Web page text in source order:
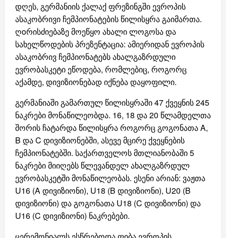
დღეს, გერმანიის ქალაქ ფრეზინგში ევროპის
ასაკობრივი ჩემპიონატების წილისყრა გაიმართა.
ღoრისძიებაზე მოეწყო ახალი ლოგოსა და
სახელწოდების პრეზენტაცია: ამიერიდან ევროპის
ასაკობრივ ჩემპიონატებს ახალგაზრდული
ევრობასკეტი ეწოდება, რომლებიც, როგორც
აქამდე, დივიზიონებად იქნება დაყოფილი.
გერმანიაში გამართულ წილისყრაში 47 ქვეყნის 245
ნაკრები მონაწილეობდა. 16, 18 და 20 წლამდელთა
შორის ჩატარდა წილისყრა როგორც გოგონათა A,
B და C დივიზიონებში, ასევე მცირე ქვეყნების
ჩემპიონატებში. საქართველოს მთლიანობაში 5
ნაკრები მიიღებს წლევანდელ ახალგაზრდულ
ევრობასკეტში მონაწილეობას. ესენი არიან: ვაჟთა
U16 (A დივიზიონი), U18 (B დივიზიონი), U20 (B
დივიზიონი) და გოგონათა U18 (C დივიზიონი) და
U16 (C დივიზიონი) ნაკრებები.